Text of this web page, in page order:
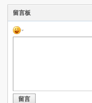
留言板
留言